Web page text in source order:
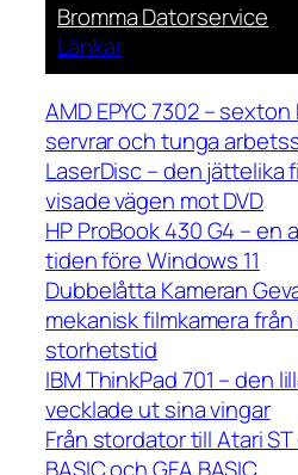
Bromma Datorservice
Länkar
AMD EPYC 7302 –
servrar och tunga
LaserDisc – den jättelika
visade vägen mot DVD
HP ProBook 430 G4 –
tiden före Windows 11
Dubbelåtta Kameran
mekanisk filmkamera
storhetstid
IBM ThinkPad 701 – den
vecklade ut sina vingar
Från stordator till Atari
BASIC och GFA BASIC